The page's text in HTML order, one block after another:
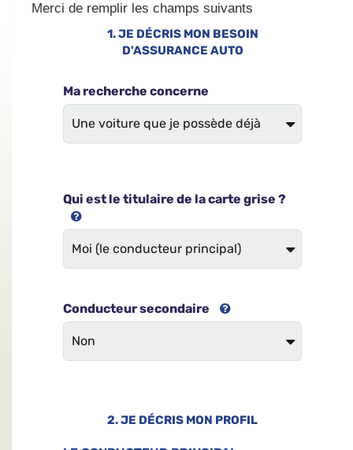
Merci de remplir les champs suivants